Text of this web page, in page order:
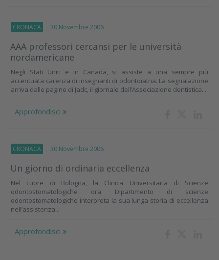
CRONACA 30 Novembre 2006
AAA professori cercansi per le università
nordamericane
Negli Stati Uniti e in Canada, si assiste a una sempre più
accentuata carenza di insegnanti di odontoiatria. La segnalazione
arriva dalle pagine di Jadc, il giornale dell’Associazione dentistica...
Approfondisci
CRONACA 30 Novembre 2006
Un giorno di ordinaria eccellenza
Nel cuore di Bologna, la Clinica Universitaria di Scienze
odontostomatologiche ora Dipartimento di scienze
odontostomatologiche interpreta la sua lunga storia di eccellenza
nell’assistenza...
Approfondisci